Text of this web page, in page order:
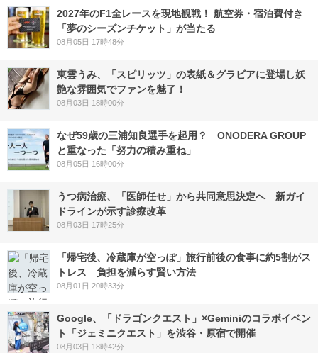
2027年のF1全レースを現地観戦！ 航空券・宿泊費付き
「夢のシーズンチケット」が当たる
08月05日 17時48分
東雲うみ、「スピリッツ」の表紙＆グラビアに登場し妖
艶な雰囲気でファンを魅了！
08月03日 18時00分
なぜ59歳の三浦知良選手を起用？ ONODERA GROUP
と重なった「努力の積み重ね」
08月05日 16時00分
うつ病治療、「医師任せ」から共同意思決定へ 新ガイ
ドラインが示す診療改革
08月03日 17時25分
「帰宅後、冷蔵庫が空っぽ」旅行前後の食事に約5割がス
トレス 負担を減らす賢い方法
08月01日 20時33分
Google、「ドラゴンクエスト」×Geminiのコラボイベン
ト「ジェミニクエスト」を渋谷・原宿で開催
08月03日 18時42分